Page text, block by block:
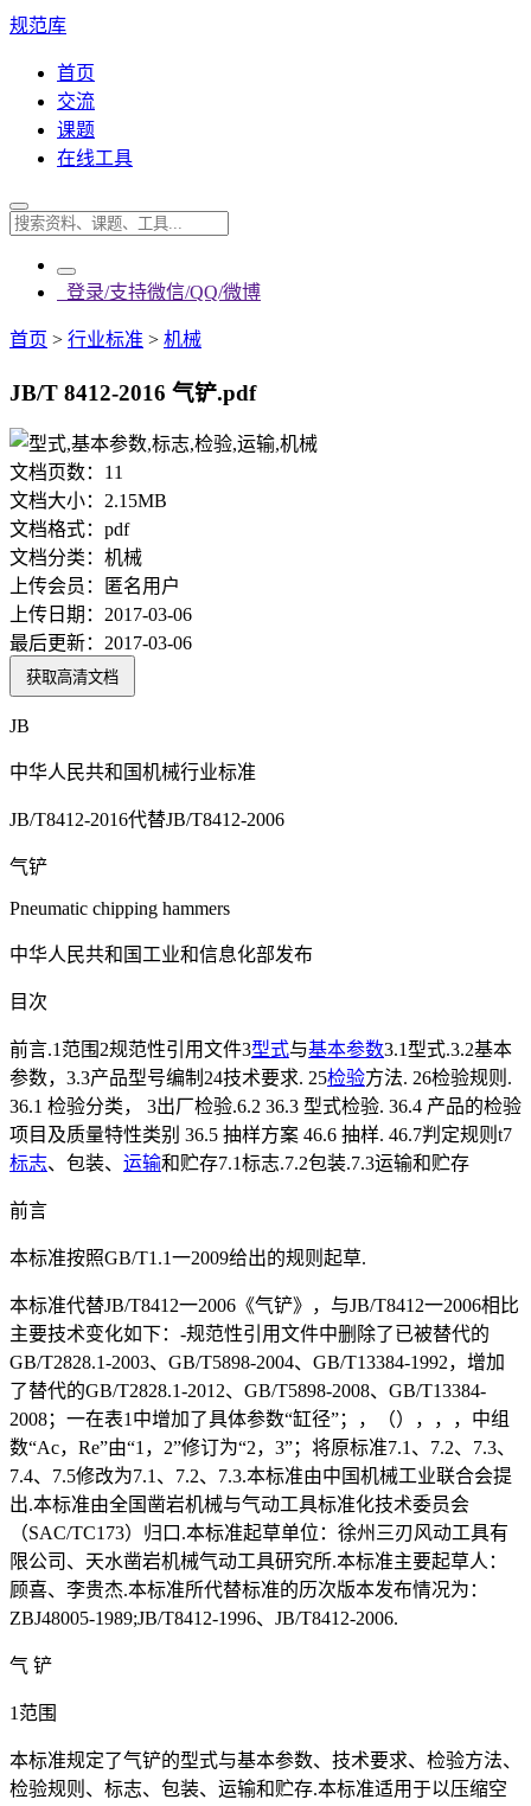
规范库
首页
交流
课题
在线工具
登录/支持微信/QQ/微博
首页 > 行业标准 > 机械
JB/T 8412-2016 气铲.pdf
文档页数： 11
文档大小： 2.15MB
文档格式： pdf
文档分类： 机械
上传会员：
匿名用户
上传日期： 2017-03-06
最后更新： 2017-03-06
获取高清文档
JB
中华人民共和国机械行业标准
JB/T8412-2016代替JB/T8412-2006
气铲
Pneumatic chipping hammers
中华人民共和国工业和信息化部发布
目次
前言.1范围2规范性引用文件3型式与基本参数3.1型式.3.2基本
参数，3.3产品型号编制24技术要求. 25检验方法. 26检验规则.
36.1 检验分类， 3出厂检验.6.2 36.3 型式检验. 36.4 产品的检验
项目及质量特性类别 36.5 抽样方案 46.6 抽样. 46.7判定规则t7
标志、包装、 运输和贮存7.1标志.7.2包装.7.3运输和贮存
前言
本标准按照GB/T1.1一2009给出的规则起草.
本标准代替JB/T8412一2006《气铲》，与JB/T8412一2006相比
主要技术变化如下：-规范性引用文件中删除了已被替代的
GB/T2828.1-2003、GB/T5898-2004、GB/T13384-1992，增加
了替代的GB/T2828.1-2012、GB/T5898-2008、GB/T13384-
2008；一在表1中增加了具体参数“缸径”；，（），，，中组
数“Ac，Re”由“1，2”修订为“2，3”；将原标准7.1、7.2、7.3、
7.4、7.5修改为7.1、7.2、7.3.本标准由中国机械工业联合会提
出.本标准由全国凿岩机械与气动工具标准化技术委员会
（SAC/TC173）归口.本标准起草单位：徐州三刃风动工具有
限公司、天水凿岩机械气动工具研究所.本标准主要起草人：
顾喜、李贵杰.本标准所代替标准的历次版本发布情况为：
ZBJ48005-1989;JB/T8412-1996、JB/T8412-2006.
气 铲
1范围
本标准规定了气铲的型式与基本参数、技术要求、检验方法、
检验规则、标志、包装、运输和贮存.本标准适用于以压缩空